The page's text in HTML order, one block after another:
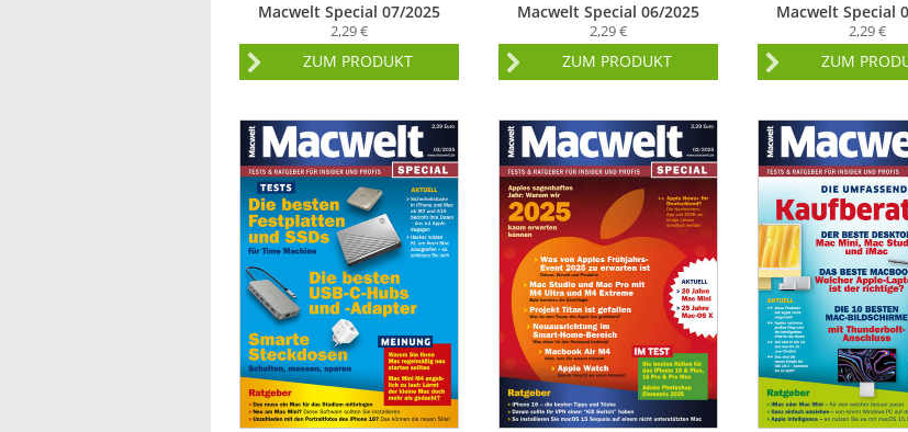
Macwelt Special 07/2025
2,29 €
ZUM PRODUKT
Macwelt Special 06/2025
2,29 €
ZUM PRODUKT
Macwelt Special
2,29 €
ZUM